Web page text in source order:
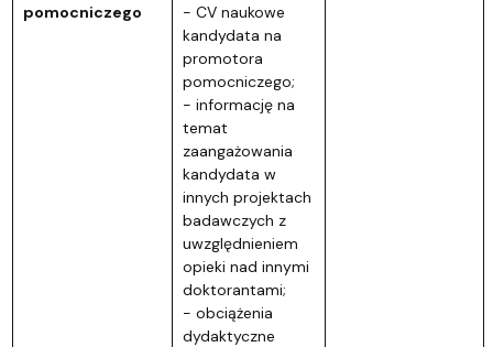
pomocniczego
- CV naukowe
kandydata na
promotora
pomocniczego;
- informację na
temat
zaangażowania
kandydata w
innych projektach
badawczych z
uwzględnieniem
opieki nad innymi
doktorantami;
- obciążenia
dydaktyczne